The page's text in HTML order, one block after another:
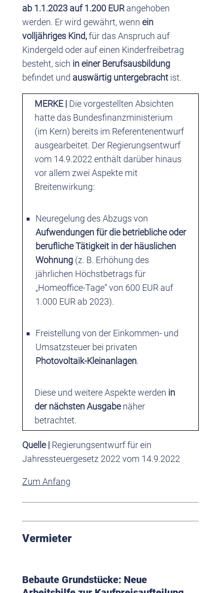
ab 1.1.2023 auf 1.200 EURangehoben
werden. Er wird gewährt, wenn ein
volljähriges Kind,für das Anspruch auf
Kindergeld oder auf einen Kinderfreibetrag
besteht, sich in einer Berufsausbildung
befindet und auswärtig untergebrachtist.
MERKE | Die vorgestellten Absichten
hatte das Bundesfinanzministerium
(im Kern) bereits im Referentenentwurf
ausgearbeitet. Der Regierungsentwurf
vom 14.9.2022 enthält darüber hinaus
vor allem zwei Aspekte mit
Breitenwirkung:
Neuregelung des Abzugs von
Aufwendungen für die betriebliche oder
berufliche Tätigkeit in der häuslichen
Wohnung (z. B. Erhöhung des
jährlichen Höchstbetrags für
„Homeoffice-Tage“ von 600 EUR auf
1.000 EUR ab 2023).
Freistellung von der Einkommen- und
Umsatzsteuer bei privaten
Photovoltaik-Kleinanlagen.
Diese und weitere Aspekte werden in
der nächsten Ausgabenäher
betrachtet.
Quelle | Regierungsentwurf für ein
Jahressteuergesetz 2022 vom 14.9.2022
Zum Anfang
Vermieter
Bebaute Grundstücke: Neue